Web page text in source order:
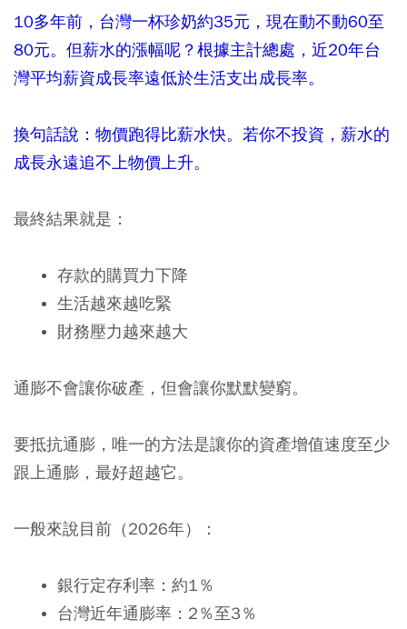
10多年前，台灣一杯珍奶約35元，現在動不動60至
80元。但薪水的漲幅呢？根據主計總處，近20年台
灣平均薪資成長率遠低於生活支出成長率。
換句話說：物價跑得比薪水快。若你不投資，薪水的
成長永遠追不上物價上升。
最終結果就是：
存款的購買力下降
生活越來越吃緊
財務壓力越來越大
通膨不會讓你破產，但會讓你默默變窮。
要抵抗通膨，唯一的方法是讓你的資產增值速度至少
跟上通膨，最好超越它。
一般來說目前（2026年）：
銀行定存利率：約1％
台灣近年通膨率：2％至3％